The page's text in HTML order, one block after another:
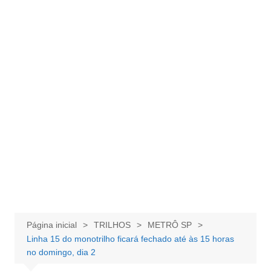
Página inicial TRILHOS
METRÔ SP
Linha 15 do monotrilho ficará fechado até às 15 horas
no domingo, dia 2